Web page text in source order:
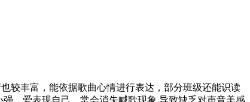
较丰富，能依据歌曲心情进行表达，部分班级还能识读
，爱表现自己，常会消失喊歌现象,导致缺乏对声音美感